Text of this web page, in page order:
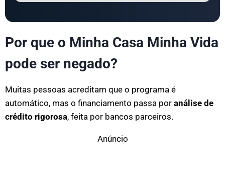
Por que o Minha Casa Minha Vida
pode ser negado?
Muitas pessoas acreditam que o programa é
automático, mas o financiamento passa por análise de
crédito rigorosa, feita por bancos parceiros.
Anúncio